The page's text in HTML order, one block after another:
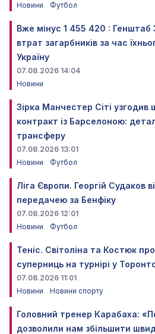
Новини
Футбол
Вже мінус 1 455 420 : Генштаб
втрат загарбників за час
Україну
07.08.2026 14:04
Новини
Зірка Манчестер Сіті узгодив
контракт із Барселоною:
трансферу
07.08.2026 13:01
Новини
Футбол
Ліга Європи. Георгій Судаков
передачею за Бенфіку
07.08.2026 12:01
Новини
Футбол
Теніс. Світоліна та Костюк
суперниць на турнірі у
07.08.2026 11:01
Новини
Новини спорту
Головний тренер Карабаха:
дозволили нам збільшити